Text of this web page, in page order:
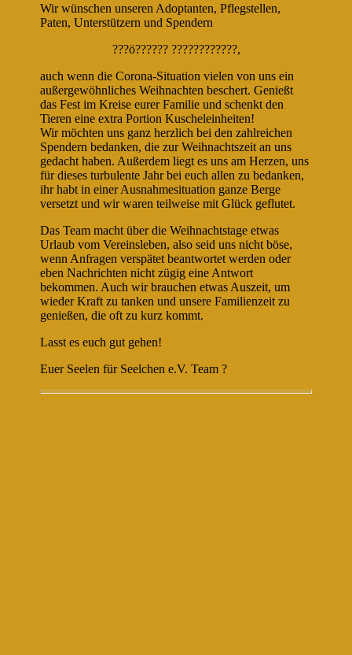
Wir wünschen unseren Adoptanten, Pflegstellen,
Paten, Unterstützern und Spendern
???ö?????? ????????????,
auch wenn die Corona-Situation vielen von uns ein
außergewöhnliches Weihnachten beschert. Genießt
das Fest im Kreise eurer Familie und schenkt den
Tieren eine extra Portion Kuscheleinheiten!
Wir möchten uns ganz herzlich bei den zahlreichen
Spendern bedanken, die zur Weihnachtszeit an uns
gedacht haben. Außerdem liegt es uns am Herzen, uns
für dieses turbulente Jahr bei euch allen zu bedanken,
ihr habt in einer Ausnahmesituation ganze Berge
versetzt und wir waren teilweise mit Glück geflutet.
Das Team macht über die Weihnachtstage etwas
Urlaub vom Vereinsleben, also seid uns nicht böse,
wenn Anfragen verspätet beantwortet werden oder
eben Nachrichten nicht zügig eine Antwort
bekommen. Auch wir brauchen etwas Auszeit, um
wieder Kraft zu tanken und unsere Familienzeit zu
genießen, die oft zu kurz kommt.
Lasst es euch gut gehen!
Euer Seelen für Seelchen e.V. Team?